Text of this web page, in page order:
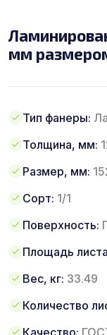
мм
Тип фанеры:
Толщина, мм:
Размер, мм:
Сорт: 1/1
Поверхность:
Площадь
Вес, кг: 33.49
Количество
Качество: